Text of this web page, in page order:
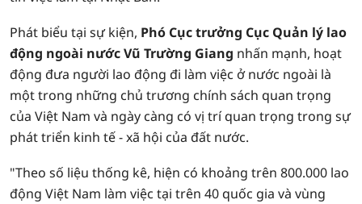
Phát biểu tại sự kiện, Phó Cục trưởng Cục Quản lý lao
động ngoài nước Vũ Trường Giang nhấn mạnh, hoạt
động đưa người lao động đi làm việc ở nước ngoài là
một trong những chủ trương chính sách quan trọng
của Việt Nam và ngày càng có vị trí quan trọng trong sự
phát triển kinh tế - xã hội của đất nước.
"Theo số liệu thống kê, hiện có khoảng trên 800.000 lao
động Việt Nam làm việc tại trên 40 quốc gia và vùng